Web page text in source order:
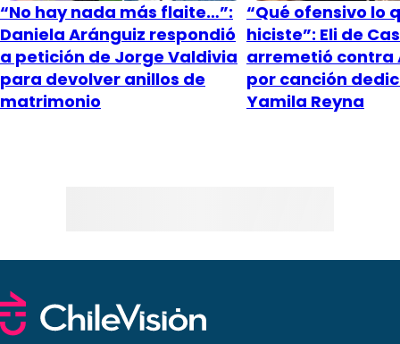
“No hay nada más flaite…”:
Daniela Aránguiz respondió
a petición de Jorge Valdivia
para devolver anillos de
matrimonio
“Qué ofensivo lo
hiciste”: Eli de
arremetió contra
por canción
Yamila Reyna